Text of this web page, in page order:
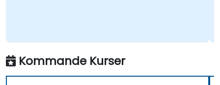
Kommande Kurser